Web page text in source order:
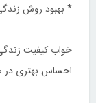
* بهبود روش
خواب کیفیت
احساس بهتری در